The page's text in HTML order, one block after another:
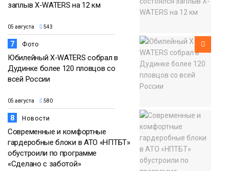
заплыв X-WATERS на 12 км
05 августа 543
7 Фото
Юбилейный X-WATERS собрал в
Дудинке более 120 пловцов со
всей России
05 августа 580
8 Новости
Современные и комфортные
гардеробные блоки в АТО «НПТБТ»
обустроили по программе
«Сделано с заботой»